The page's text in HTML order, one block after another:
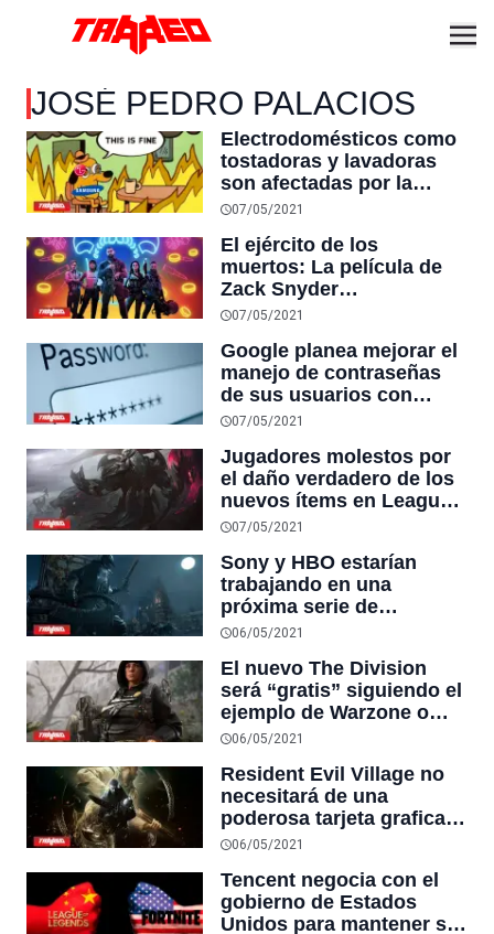
JOSÉ PEDRO PALACIOS
Electrodomésticos como
tostadoras y lavadoras
son afectadas por la
escasez mundial de chips
07/05/2021
El ejército de los
muertos: La película de
Zack Snyder
protagonizada por Dave
primeros 15 min en
YouTube
07/05/2021
Google planea mejorar el
manejo de contraseñas
de sus usuarios con
dobles verificaciones
07/05/2021
Jugadores molestos por
el daño verdadero de los
nuevos ítems en League
of Legends piden a Riot
07/05/2021
Sony y HBO estarían
trabajando en una
próxima serie de
Bloodborne
06/05/2021
El nuevo The Division
será “gratis” siguiendo el
ejemplo de Warzone o
Fornite
06/05/2021
Resident Evil Village no
necesitará de una
poderosa tarjeta grafica
para hacerlo funcionar
06/05/2021
Tencent negocia con el
gobierno de Estados
Unidos para mantener su